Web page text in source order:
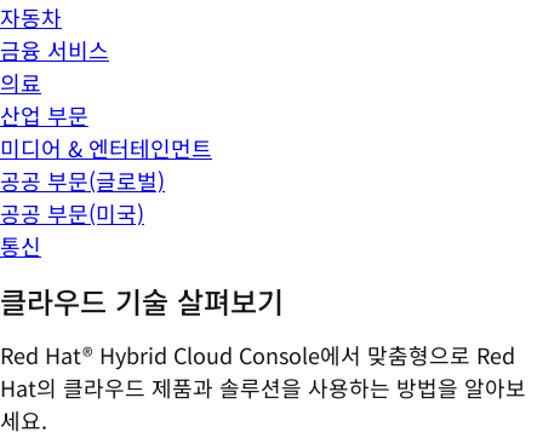
자동차
금융 서비스
의료
산업 부문
미디어 & 엔터테인먼트
공공 부문(글로벌)
공공 부문(미국)
통신
클라우드 기술 살펴보기
Red Hat® Hybrid Cloud Console에서 맞춤형으로 Red
Hat의 클라우드 제품과 솔루션을 사용하는 방법을 알아보
세요.